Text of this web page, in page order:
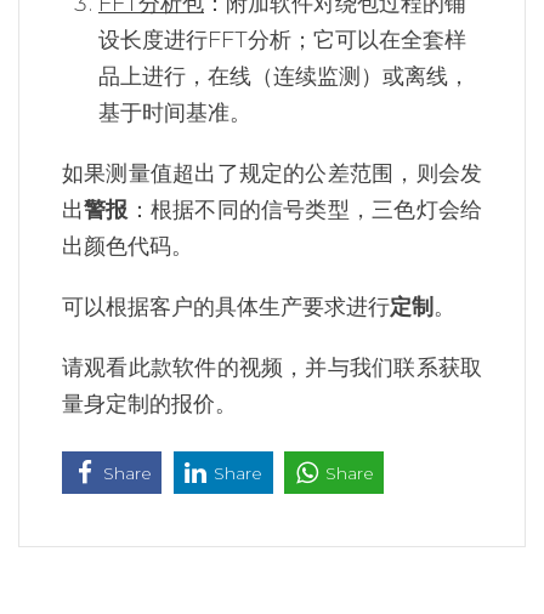
设长度进行FFT分析；它可以在全套样
品上进行，在线（连续监测）或离线，
基于时间基准。
如果测量值超出了规定的公差范围，则会发
出警报 ：根据不同的信号类型，三色灯会给
出颜色代码。
可以根据客户的具体生产要求进行定制 。
请观看此款软件的视频，并与我们联系获取
量身定制的报价。
Share Share Share